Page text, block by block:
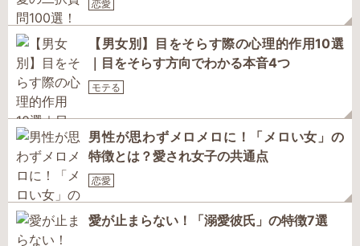
恋愛
【男女別】目をそらす際の心理的作用10選
｜目をそらす方向でわかる本音4つ
モテる
男性が思わずメロメロに！「メロい女」の
特徴とは？愛され女子の共通点
恋愛
愛が止まらない！「溺愛彼氏」の特徴7選